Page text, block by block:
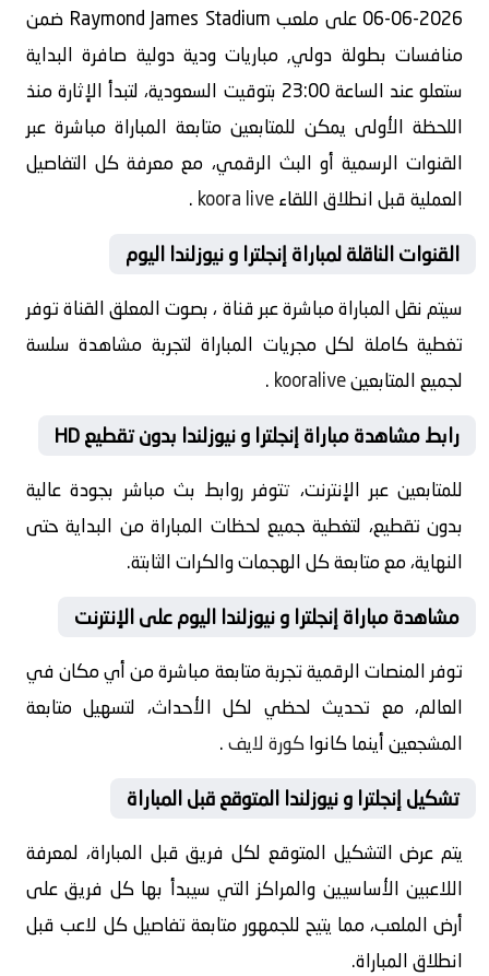
2026-06-06 على ملعب Raymond James Stadium ضمن
منافسات بطولة دولي, مباريات ودية دولية صافرة البداية
ستعلو عند الساعة 23:00 بتوقيت السعودية، لتبدأ الإثارة منذ
اللحظة الأولى يمكن للمتابعين متابعة المباراة مباشرة عبر
القنوات الرسمية أو البث الرقمي، مع معرفة كل التفاصيل
العملية قبل انطلاق اللقاءkoora live
.
القنوات الناقلة لمباراة إنجلترا و نيوزلندا اليوم
سيتم نقل المباراة مباشرة عبر قناة ، بصوت المعلق القناة توفر
تغطية كاملة لكل مجريات المباراة لتجربة مشاهدة سلسة
لجميع المتابعينkooralive
.
رابط مشاهدة مباراة إنجلترا و نيوزلندا بدون تقطيع HD
للمتابعين عبر الإنترنت، تتوفر روابط بث مباشر بجودة عالية
بدون تقطيع، لتغطية جميع لحظات المباراة من البداية حتى
النهاية، مع متابعة كل الهجمات والكرات الثابتة.
مشاهدة مباراة إنجلترا و نيوزلندا اليوم على الإنترنت
توفر المنصات الرقمية تجربة متابعة مباشرة من أي مكان في
العالم، مع تحديث لحظي لكل الأحداث، لتسهيل متابعة
المشجعين أينما كانواكورة لايف.
تشكيل إنجلترا و نيوزلندا المتوقع قبل المباراة
يتم عرض التشكيل المتوقع لكل فريق قبل المباراة، لمعرفة
اللاعبين الأساسيين والمراكز التي سيبدأ بها كل فريق على
أرض الملعب، مما يتيح للجمهور متابعة تفاصيل كل لاعب قبل
انطلاق المباراة.